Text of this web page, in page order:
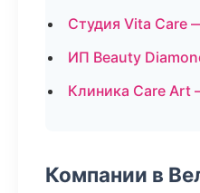
Студия Vita Care
ИП Beauty
Клиника Care Art
Компании в